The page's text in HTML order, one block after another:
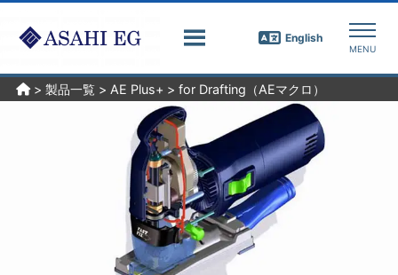
English
>製品一覧 > AE Plus+ >for Drafting（AEマクロ）